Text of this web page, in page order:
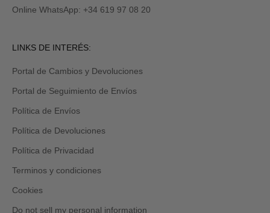
recibirás
Revisa
carpeta
de
promociones
spam.
Online WhatsApp: +34 619 97 08 20
LINKS DE INTERÉS:
Portal de Cambios y Devoluciones
Portal de Seguimiento de Envíos
Política de Envíos
Política de Devoluciones
Política de Privacidad
Terminos y condiciones
Cookies
Do not sell my personal information